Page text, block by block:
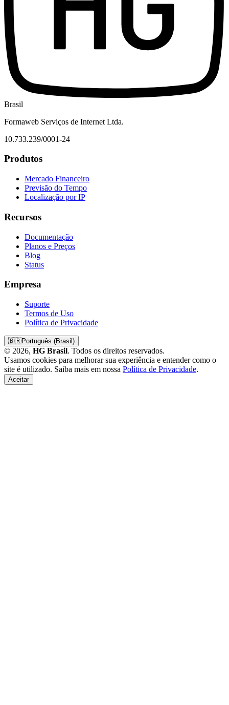
Brasil
Formaweb Serviços de Internet Ltda.
10.733.239/0001-24
Produtos
Mercado Financeiro
Previsão do Tempo
Localização por IP
Recursos
Documentação
Planos e Preços
Blog
Status
Empresa
Suporte
Termos de Uso
Política de Privacidade
🇧🇷Português (Brasil)
© 2026, HG Brasil. Todos os direitos reservados.
Usamos cookies para melhorar sua experiência e entender como o
site é utilizado. Saiba mais em nossa Política de Privacidade.
Aceitar